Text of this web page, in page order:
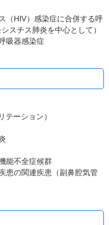
（HIV）感染症に合併する呼
スチス肺炎を中心として）
吸器感染症
テーション）
能不全症候群
患の関連疾患（副鼻腔気管